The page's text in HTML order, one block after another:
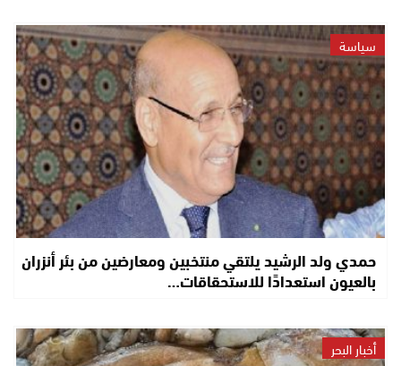
سياسة
حمدي ولد الرشيد يلتقي منتخبين ومعارضين من بئر أنزران
بالعيون استعدادًا للاستحقاقات…
أخبار البحر